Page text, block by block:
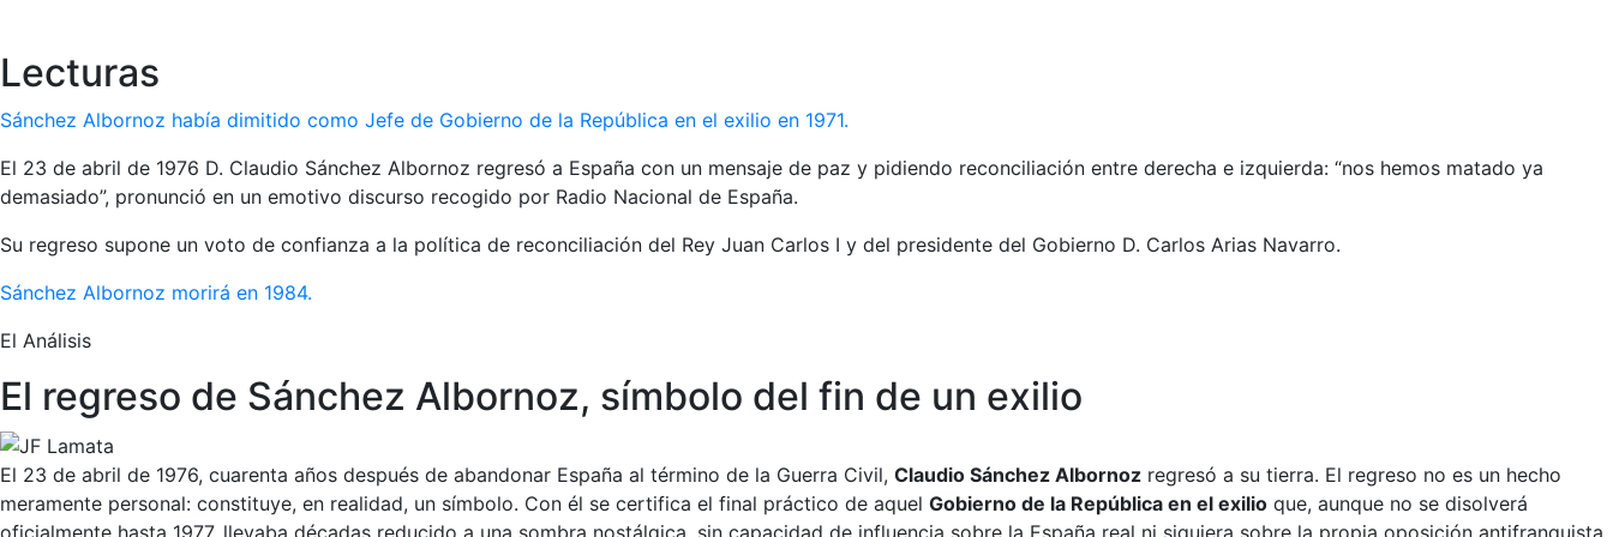
Lecturas
Sánchez Albornoz había dimitido como Jefe de Gobierno de la República en el exilio en 1971.
El 23 de abril de 1976 D. Claudio Sánchez Albornoz regresó a España con un mensaje de paz y pidiendo reconciliación entre derecha e izquierda: “nos hemos matado ya
demasiado”, pronunció en un emotivo discurso recogido por Radio Nacional de España.
Su regreso supone un voto de confianza a la política de reconciliación del Rey Juan Carlos I y del presidente del Gobierno D. Carlos Arias Navarro.
Sánchez Albornoz morirá en 1984.
El Análisis
El regreso de Sánchez Albornoz, símbolo del fin de un exilio
El 23 de abril de 1976, cuarenta años después de abandonar España al término de la Guerra Civil, Claudio Sánchez Albornoz regresó a su tierra. El regreso no es un hecho
meramente personal: constituye, en realidad, un símbolo. Con él se certifica el final práctico de aquel Gobierno de la República en el exilio que, aunque no se disolverá
oficialmente hasta 1977, llevaba décadas reducido a una sombra nostálgica, sin capacidad de influencia sobre la España real ni siquiera sobre la propia oposición antifranquista.